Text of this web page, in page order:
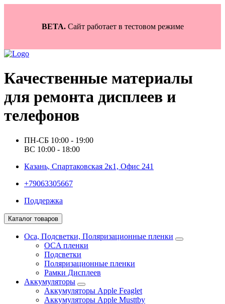
BETA.Сайт работает в тестовом режиме
Качественные материалы
для ремонта дисплеев и
телефонов
ПН-СБ 10:00 - 19:00
ВС 10:00 - 18:00
Казань, Спартаковская 2к1, Офис 241
+79063305667
Поддержка
Каталог товаров
Oca, Подсветки, Поляризационные пленки
OCA пленки
Подсветки
Поляризационные пленки
Рамки Дисплеев
Аккумуляторы
Аккумуляторы Apple Feaglet
Аккумуляторы Apple Musttby